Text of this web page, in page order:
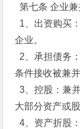
第七条 企业兼
1、出资购买
企业。
2、承担债务
条件接收被兼
3、控股：兼
大部分资产或
4、资产折股